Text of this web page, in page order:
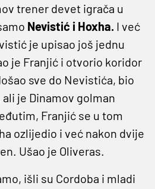
trener devet igrača u
Nevistić i Hoxha. I već
je upisao još jednu
je Franjić i otvorio koridor
sve do Nevistića, bio
je Dinamov golman
Franjić se u tom
ozlijedio i već nakon dvije
Ušao je Oliveras.
išli su Cordoba i mladi